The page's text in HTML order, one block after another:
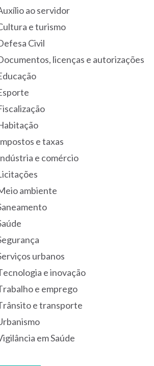
Auxílio ao servidor
Cultura e turismo
Defesa Civil
Documentos, licenças e autorizações
Educação
Esporte
Fiscalização
habitação
Impostos e taxas
Indústria e comércio
Licitações
Meio ambiente
Saneamento
Saúde
Segurança
Serviços urbanos
Tecnologia e inovação
Trabalho e emprego
Trânsito e transporte
Urbanismo
Vigilância em Saúde